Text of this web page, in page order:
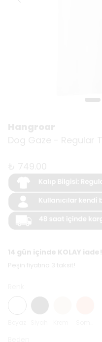
14 gün içinde KOLAY iade!
Peşin fiyatına 3 taksit!